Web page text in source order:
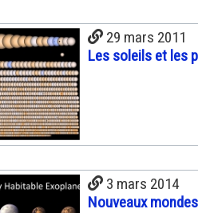
29 mars 2011
Les soleils et les
3 mars 2014
Nouveaux